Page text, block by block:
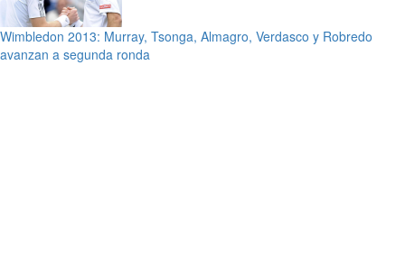
Wimbledon 2013: Murray, Tsonga, Almagro, Verdasco y Robredo
avanzan a segunda ronda